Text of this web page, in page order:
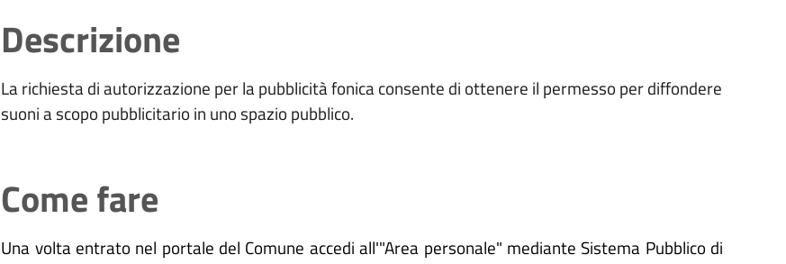
Descrizione
La richiesta di autorizzazione per la pubblicità fonica consente di ottenere il permesso per diffondere
suoni a scopo pubblicitario in uno spazio pubblico.
Come fare
Una volta entrato nel portale del Comune accedi all'"Area personale" mediante Sistema Pubblico di